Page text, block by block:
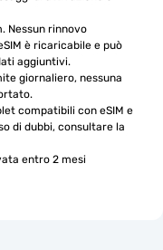
Nessun rinnovo
è ricaricabile e può
aggiuntivi.
giornaliero, nessuna
compatibili con eSIM e
di dubbi, consultare la
entro 2 mesi